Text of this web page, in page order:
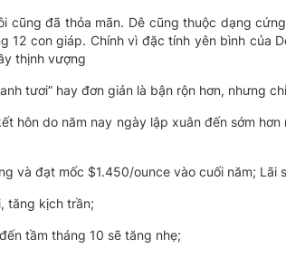
đã thỏa mãn. Dê cũng thuộc dạng
con giáp. Chính vì đặc tính yên bình của
thịnh vượng
tươi” hay đơn giản là bận rộn hơn, nhưng
hôn do năm nay ngày lập xuân đến sớm
và đạt mốc $1.450/ounce vào cuối năm; Lãi
tăng kịch trần;
tầm tháng 10 sẽ tăng nhẹ;